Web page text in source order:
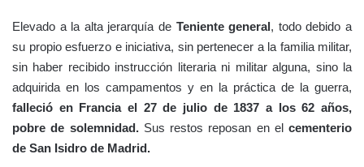
Elevado a la alta jerarquía de Teniente general, todo debido a
su propio esfuerzo e iniciativa, sin pertenecer a la familia militar,
sin haber recibido instrucción literaria ni militar alguna, sino la
adquirida en los campamentos y en la práctica de la guerra,
falleció en Francia el 27 de julio de 1837 a los 62 años,
pobre de solemnidad.Sus restos reposan en el cementerio
de San Isidro de Madrid.